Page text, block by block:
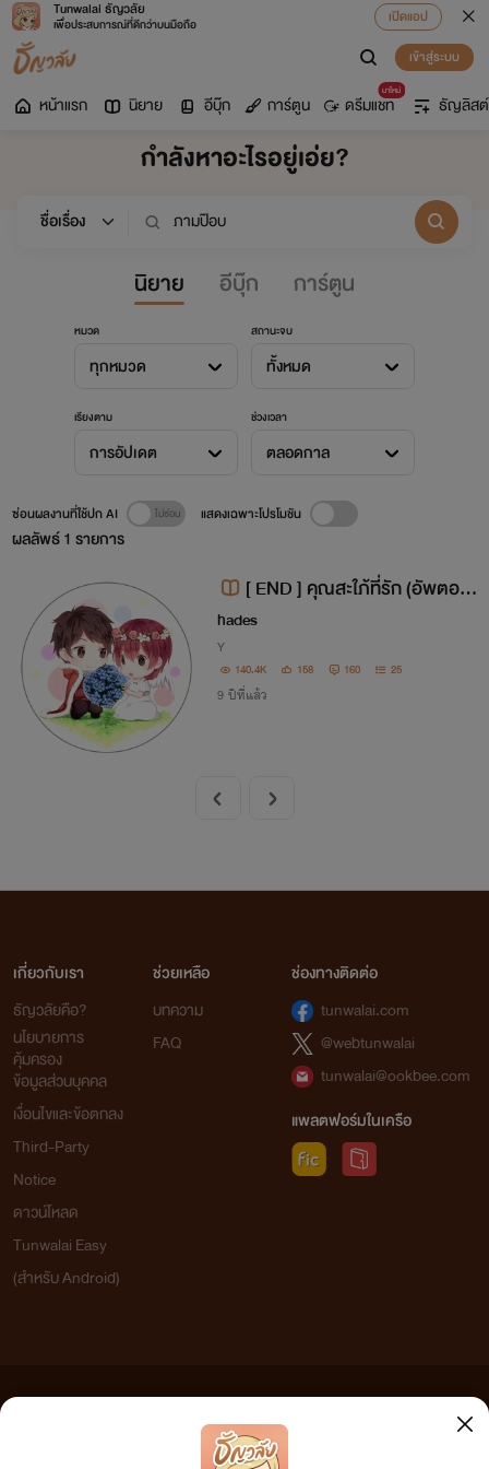
Tunwalai ธัญวลัย
เพื่อประสบการณ์ที่ดีกว่าบนมือถือ
เปิดแอป
เข้าสู่ระบบ
หน้าแรก นิยาย อีบุ๊ก การ์ตูน
มาใหม่
ดรีมแชท ธัญลิสต์
กำลังหาอะไรอยู่เอ่ย?
นิยาย อีบุ๊ก การ์ตูน
หมวด
ทุกหมวด
สถานะจบ
ทั้งหมด
เรียงตาม
การอัปเดต
ช่วงเวลา
ตลอดกาล
ผลลัพธ์1 รายการ
ซ่อนผลงานที่ใช้ปก AI แสดงเฉพาะโปรโมชัน
[ END ] คุณสะใภ้ที่รัก (อัพตอน
พิเศษ) แจ้งข่าวลดราคาหนังสือ
hades
Y
140.4K 158 160 25
9 ปีที่แล้ว
เกี่ยวกับเรา
ธัญวลัยคือ?
นโยบายการ
คุ้มครอง
ข้อมูลส่วนบุคคล
เงื่อนไขและข้อตกลง
Third-Party
Notice
ดาวน์โหลด
Tunwalai Easy
(สำหรับ Android)
ช่วยเหลือ
บทความ
FAQ
ช่องทางติดต่อ
tunwalai.com
@webtunwalai
tunwalai@ookbee.com
แพลตฟอร์มในเครือ
เว็บไซต์แห่งนี้ไม่ได้เห็นด้วยและไม่ขอรับผิดชอบต่อข้อความใดๆ ทั้งสิ้น ดังนั้นผู้อ่านทุกท่านโปรดใช้
วิจารณญาณในการกลั่นกรองด้วยตนเอง และหากท่านพบข้อความใดๆ ที่ขัดต่อกฎหมายและศีลธรรม